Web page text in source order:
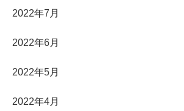
2022年7月
2022年6月
2022年5月
2022年4月